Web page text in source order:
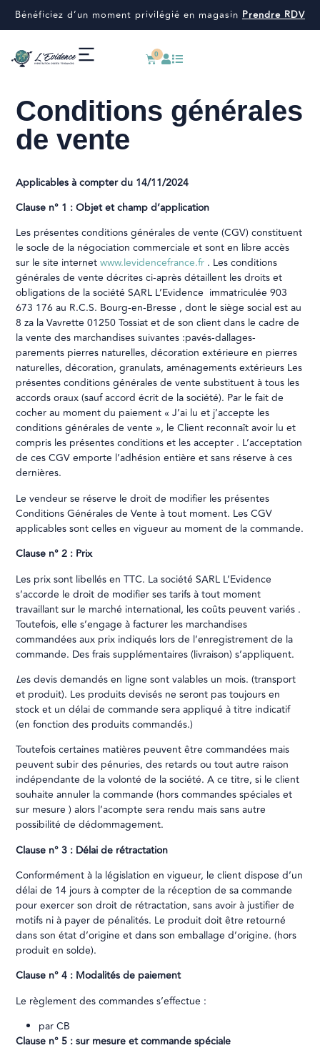
Bénéficiez d’un moment privilégié en magasin Prendre RDV
0
Conditions générales
de vente
Applicables à compter du 14/11/2024
Clause n° 1 : Objet et champ d’application
Les présentes conditions générales de vente (CGV) constituent
le socle de la négociation commerciale et sont en libre accès
sur le site internetwww.levidencefrance.fr . Les conditions
générales de vente décrites ci-après détaillent les droits et
obligations de la société SARL L’Evidence immatriculée 903
673 176 au R.C.S. Bourg-en-Bresse , dont le siège social est au
8 za la Vavrette 01250 Tossiat et de son client dans le cadre de
la vente des marchandises suivantes :pavés-dallages-
parements pierres naturelles, décoration extérieure en pierres
naturelles, décoration, granulats, aménagements extérieurs Les
présentes conditions générales de vente substituent à tous les
accords oraux (sauf accord écrit de la société). Par le fait de
cocher au moment du paiement « J’ai lu et j’accepte les
conditions générales de vente », le Client reconnaît avoir lu et
compris les présentes conditions et les accepter . L’acceptation
de ces CGV emporte l’adhésion entière et sans réserve à ces
dernières.
Le vendeur se réserve le droit de modifier les présentes
Conditions Générales de Vente à tout moment. Les CGV
applicables sont celles en vigueur au moment de la commande.
Clause n° 2 : Prix
Les prix sont libellés en TTC. La société SARL L’Evidence
s’accorde le droit de modifier ses tarifs à tout moment
travaillant sur le marché international, les coûts peuvent variés .
Toutefois, elle s’engage à facturer les marchandises
commandées aux prix indiqués lors de l’enregistrement de la
commande. Des frais supplémentaires (livraison) s’appliquent.
Les devis demandés en ligne sont valables un mois. (transport
et produit). Les produits devisés ne seront pas toujours en
stock et un délai de commande sera appliqué à titre indicatif
(en fonction des produits commandés.)
Toutefois certaines matières peuvent être commandées mais
peuvent subir des pénuries, des retards ou tout autre raison
indépendante de la volonté de la société. A ce titre, si le client
souhaite annuler la commande (hors commandes spéciales et
sur mesure ) alors l’acompte sera rendu mais sans autre
possibilité de dédommagement.
Clause n° 3 : Délai de rétractation
Conformément à la législation en vigueur, le client dispose d’un
délai de 14 jours à compter de la réception de sa commande
pour exercer son droit de rétractation, sans avoir à justifier de
motifs ni à payer de pénalités. Le produit doit être retourné
dans son état d’origine et dans son emballage d’origine. (hors
produit en solde).
Clause n° 4 : Modalités de paiement
Le règlement des commandes s’effectue :
par CB
Clause n° 5 : sur mesure et commande spéciale